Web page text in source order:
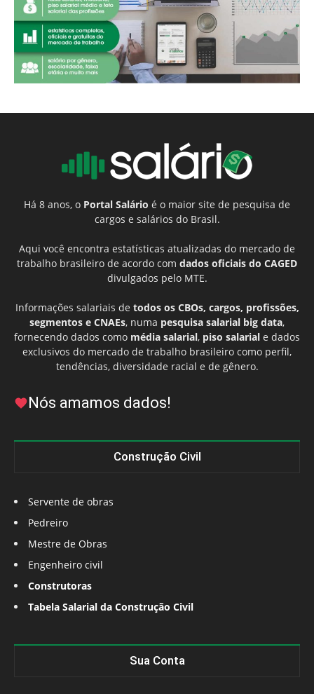
Há 8 anos, o Portal Salário é o maior site de pesquisa de
cargos e salários do Brasil.
Aqui você encontra estatísticas atualizadas do mercado de
trabalho brasileiro de acordo com dados oficiais do CAGED
divulgados pelo MTE.
Informações salariais de todos os CBOs, cargos, profissões,
segmentos e CNAEs, numa pesquisa salarial big data,
fornecendo dados como média salarial, piso salarial e dados
exclusivos do mercado de trabalho brasileiro como perfil,
tendências, diversidade racial e de gênero.
Nós amamos dados!
Construção Civil
Servente de obras
Pedreiro
Mestre de Obras
Engenheiro civil
Construtoras
Tabela Salarial da Construção Civil
Sua Conta